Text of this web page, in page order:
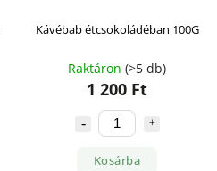
Kávébab étcsokoládéban 100G
Raktáron (>5 db)
1 200 Ft
Kosárba